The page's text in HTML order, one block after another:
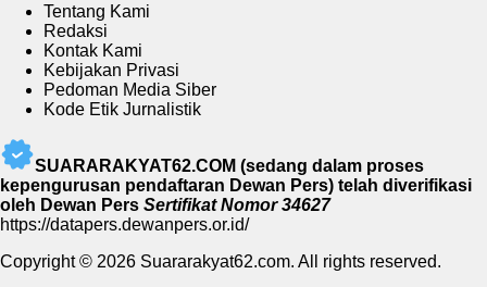
Tentang Kami
Redaksi
Kontak Kami
Kebijakan Privasi
Pedoman Media Siber
Kode Etik Jurnalistik
SUARARAKYAT62.COM (sedang dalam proses
kepengurusan pendaftaran Dewan Pers) telah diverifikasi
oleh Dewan Pers Sertifikat Nomor 34627
https://datapers.dewanpers.or.id/
Copyright © 2026 Suararakyat62.com. All rights reserved.